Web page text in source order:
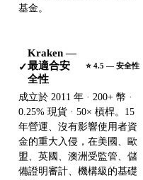
基金。
✓
Kraken —
最適合安
全性
⭐ 4.5 — 安全性
成立於 2011 年 · 200+ 幣 ·
0.25% 現貨 · 50× 槓桿。15
年營運、沒有影響使用者資
金的重大入侵，在美國、歐
盟、英國、澳洲受監管、儲
備證明審計、機構級的基礎